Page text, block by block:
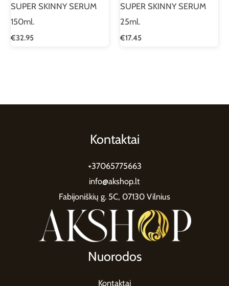
SUPER SKINNY SERUM
150ml.
€32.95
SUPER SKINNY SERUM
25ml.
€17.45
Kontaktai
+37065775663
info@akshop.lt
Fabijoniškių g. 5C, 07130 Vilnius
Nuorodos
Kontaktai